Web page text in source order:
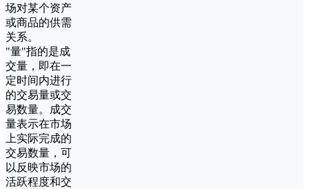
场对某个资产
或商品的供需
关系。
"量"指的是成
交量，即在一
定时间内进行
的交易量或交
易数量。成交
量表示在市场
上实际完成的
交易数量，可
以反映市场的
活跃程度和交